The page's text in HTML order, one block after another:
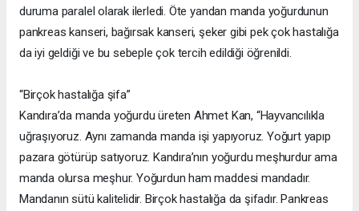
duruma paralel olarak ilerledi. Öte yandan manda yoğurdunun
pankreas kanseri, bağırsak kanseri, şeker gibi pek çok hastalığa
da iyi geldiği ve bu sebeple çok tercih edildiği öğrenildi.
“Birçok hastalığa şifa”
Kandıra’da manda yoğurdu üreten Ahmet Kan, “Hayvancılıkla
uğraşıyoruz. Aynı zamanda manda işi yapıyoruz. Yoğurt yapıp
pazara götürüp satıyoruz. Kandıra’nın yoğurdu meşhurdur ama
manda olursa meşhur. Yoğurdun ham maddesi mandadır.
Mandanın sütü kalitelidir. Birçok hastalığa da şifadır. Pankreas